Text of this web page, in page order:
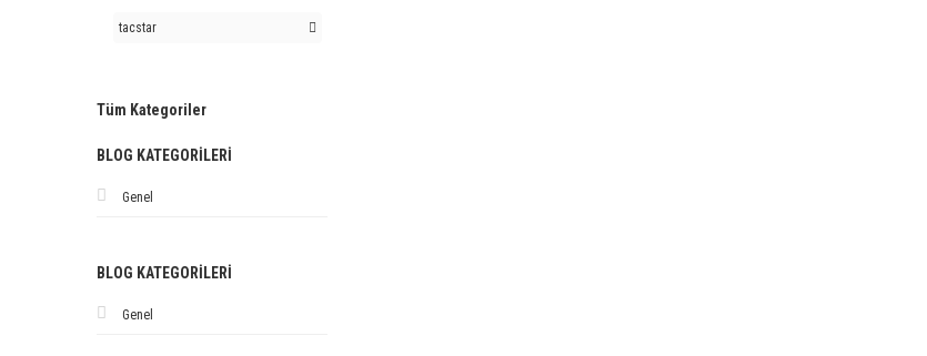
tacstar
Tüm Kategoriler
BLOG KATEGORILERI
Genel
BLOG KATEGORILERI
Genel